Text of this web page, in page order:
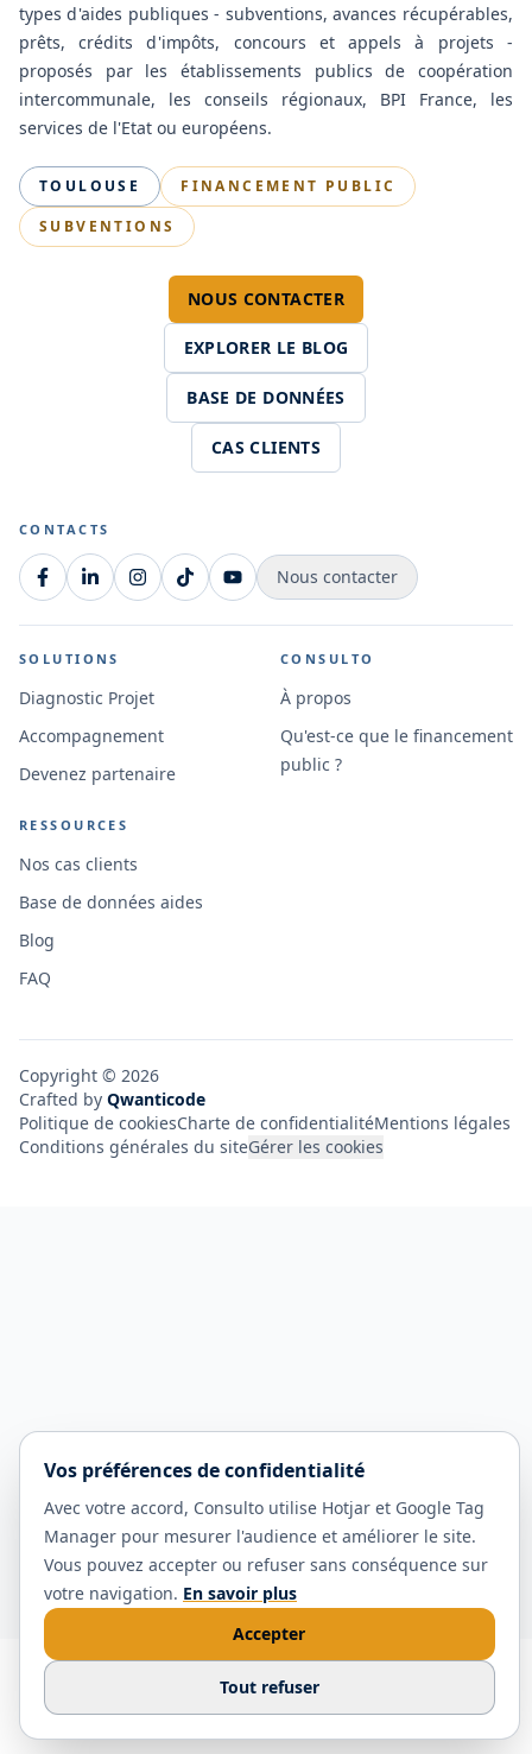
types d'aides publiques - subventions, avances récupérables,
prêts, crédits d'impôts, concours et appels à projets -
proposés par les établissements publics de coopération
intercommunale, les conseils régionaux, BPI France, les
services de l'Etat ou européens.
TOULOUSE
FINANCEMENT PUBLIC
SUBVENTIONS
NOUS CONTACTER
EXPLORER LE BLOG
BASE DE DONNÉES
CAS CLIENTS
CONTACTS
Nous contacter
SOLUTIONS
Diagnostic Projet
Accompagnement
Devenez partenaire
CONSULTO
À propos
Qu'est-ce que le financement
public ?
RESSOURCES
Nos cas clients
Base de données aides
Blog
FAQ
Copyright © 2026
Crafted by Qwanticode
Politique de cookiesCharte de confidentialitéMentions légales
Conditions générales du siteGérer les cookies
Vos préférences de confidentialité
Avec votre accord, Consulto utilise Hotjar et Google Tag
Manager pour mesurer l'audience et améliorer le site.
Vous pouvez accepter ou refuser sans conséquence sur
votre navigation. En savoir plus
Tout refuser
Accepter